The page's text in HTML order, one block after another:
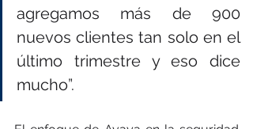
agregamos más de 900
nuevos clientes tan solo en el
último trimestre y eso dice
mucho”.